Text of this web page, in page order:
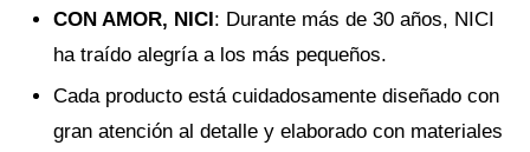
CON AMOR, NICI: Durante más de 30 años, NICI
ha traído alegría a los más pequeños.
Cada producto está cuidadosamente diseñado con
gran atención al detalle y elaborado con materiales